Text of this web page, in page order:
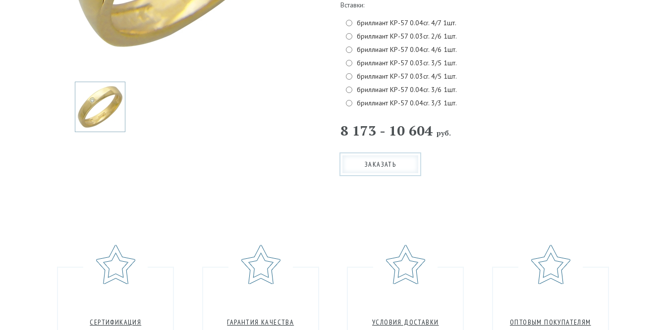
Вставки:
бриллиант КР-57 0.04cr. 4/7 1шт.
бриллиант КР-57 0.03cr. 2/6 1шт.
бриллиант КР-57 0.04cr. 4/6 1шт.
бриллиант КР-57 0.03cr. 3/5 1шт.
бриллиант КР-57 0.03cr. 4/5 1шт.
бриллиант КР-57 0.04cr. 3/6 1шт.
бриллиант КР-57 0.04cr. 3/3 1шт.
8 173 - 10 604 руб.
ЗАКАЗАТЬ
СЕРТИФИКАЦИЯ ГАРАНТИЯ КАЧЕСТВА УСЛОВИЯ ДОСТАВКИ ОПТОВЫМ ПОКУПАТЕЛЯМ